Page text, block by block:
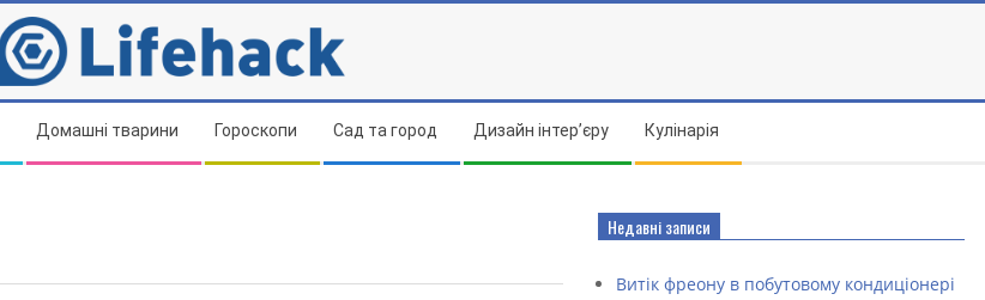
Домашні тварини Гороскопи Сад та город Дизайн інтер’єру Кулінарія
Недавні записи
Витік фреону в побутовому кондиціонері